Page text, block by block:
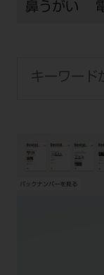
鼻うがい